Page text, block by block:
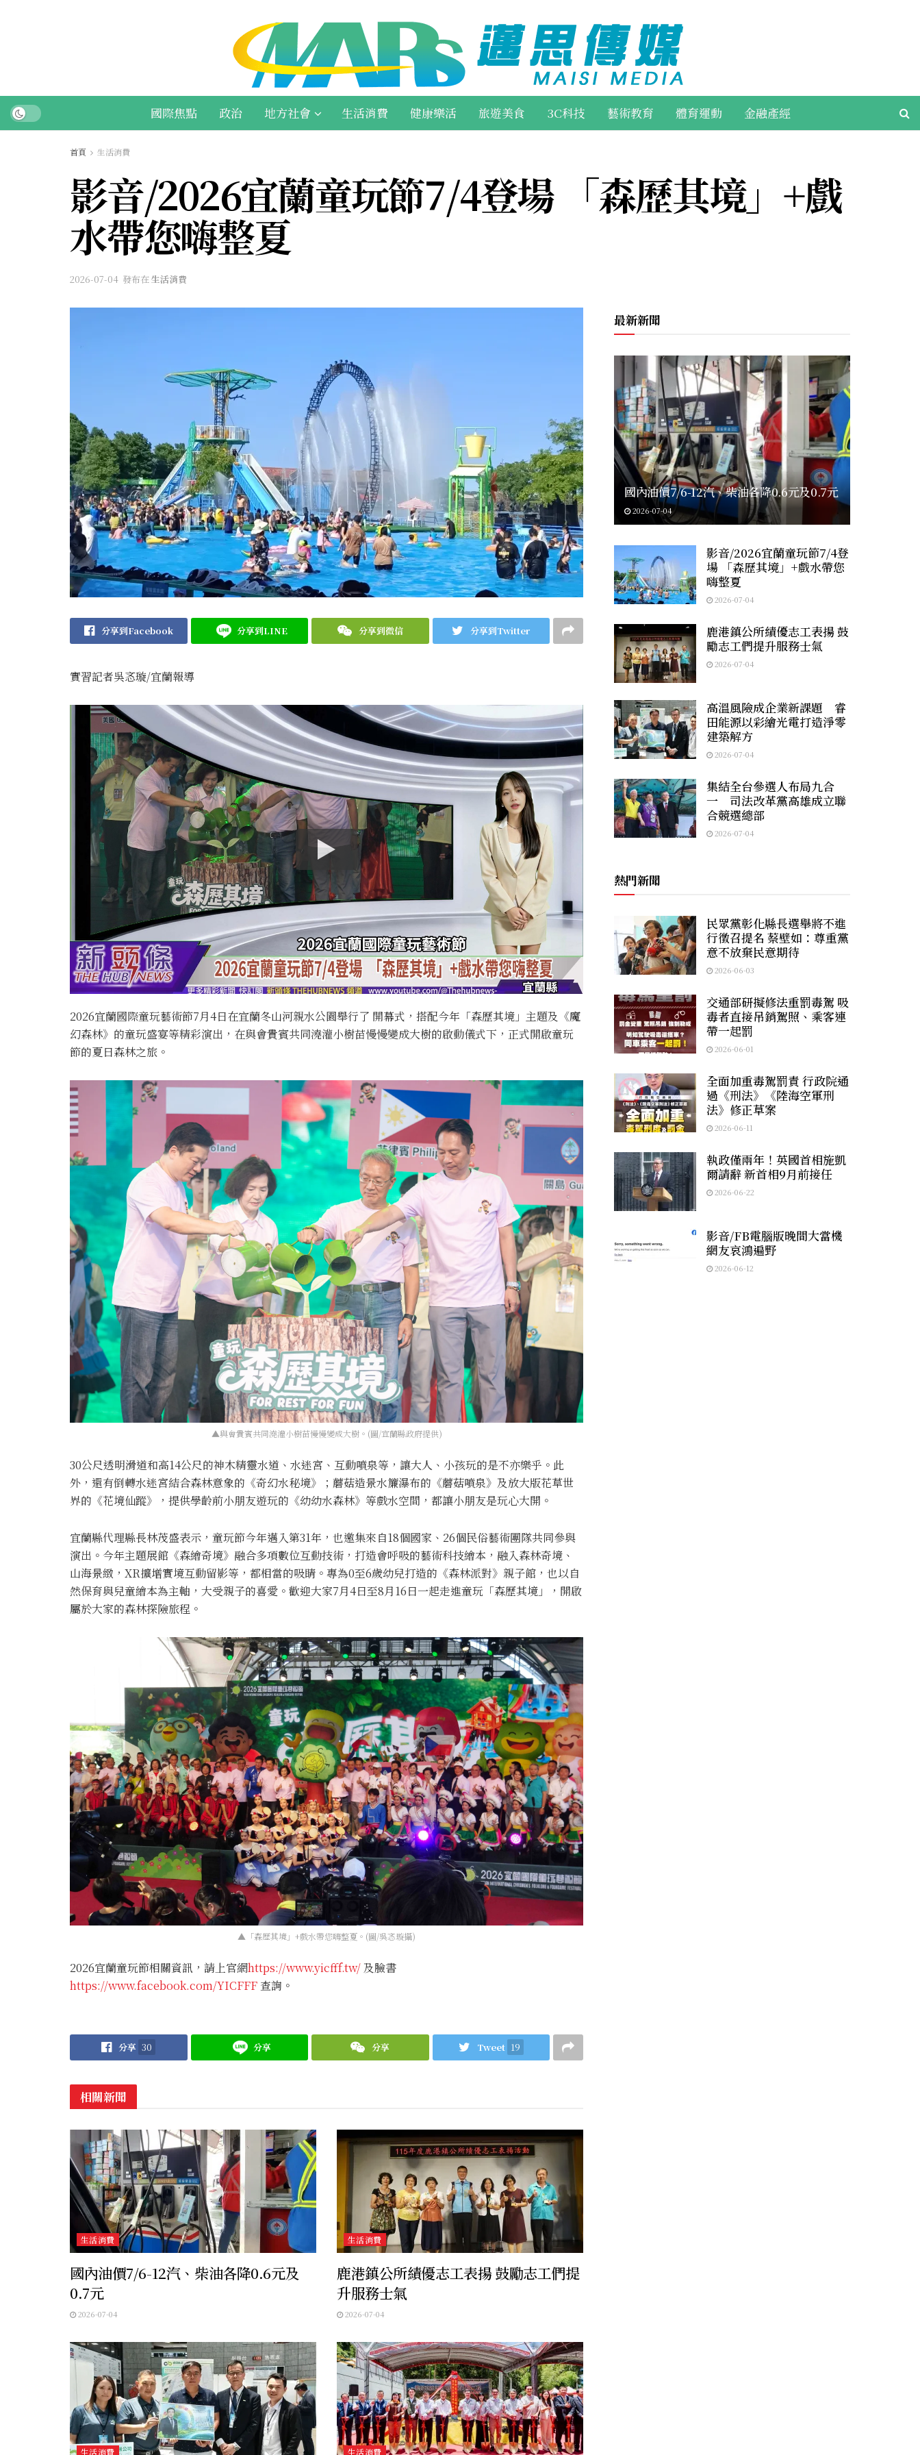
國際焦點 政治 地方社會 生活消費 健康樂活 旅遊美食 3C科技 藝術教育 體育運動 金融產經
首頁 生活消費
影音/2026宜蘭童玩節7/4登場 「森歷其境」+戲
水帶您嗨整夏
2026-07-04 發布在生活消費
分享到Facebook 分享到LINE 分享到微信 分享到Twitter
實習記者吳忞璇/宜蘭報導
2026宜蘭國際童玩藝術節7月4日在宜蘭冬山河親水公園舉行了 開幕式，搭配今年「森歷其境」主題及《魔
幻森林》的童玩盛宴等精彩演出，在與會貴賓共同澆灌小樹苗慢慢變成大樹的啟動儀式下，正式開啟童玩
節的夏日森林之旅。
▲與會貴賓共同澆灌小樹苗慢慢變成大樹。(圖/宜蘭縣政府提供)
30公尺透明滑道和高14公尺的神木精靈水道、水迷宮、互動噴泉等，讓大人、小孩玩的是不亦樂乎。此
外，還有倒轉水迷宮結合森林意象的《奇幻水秘境》；蘑菇造景水簾瀑布的《蘑菇噴泉》及放大版花草世
界的《花境仙蹤》，提供學齡前小朋友遊玩的《幼幼水森林》等戲水空間，都讓小朋友是玩心大開。
宜蘭縣代理縣長林茂盛表示，童玩節今年邁入第31年，也邀集來自18個國家、26個民俗藝術團隊共同參與
演出。今年主題展館《森繪奇境》融合多項數位互動技術，打造會呼吸的藝術科技繪本，融入森林奇境、
山海景緻，XR擴增實境互動留影等，都相當的吸睛。專為0至6歲幼兒打造的《森林派對》親子館，也以自
然保育與兒童繪本為主軸，大受親子的喜愛。歡迎大家7月4日至8月16日一起走進童玩「森歷其境」，開啟
屬於大家的森林探險旅程。
▲「森歷其境」+戲水帶您嗨整夏。(圖/吳忞璇攝)
2026宜蘭童玩節相關資訊，請上官網https://www.yicfff.tw/ 及臉書
https://www.facebook.com/YICFFF 查詢。
分享 30 分享 分享 Tweet 19
相關新聞
生活消費
國內油價7/6-12汽、柴油各降0.6元及
0.7元
2026-07-04
生活消費
鹿港鎮公所績優志工表揚 鼓勵志工們提
升服務士氣
2026-07-04
生活消費 生活消費
最新新聞
國內油價7/6-12汽、柴油各降0.6元及0.7元
2026-07-04
影音/2026宜蘭童玩節7/4登
場 「森歷其境」+戲水帶您
嗨整夏
2026-07-04
鹿港鎮公所績優志工表揚 鼓
勵志工們提升服務士氣
2026-07-04
高溫風險成企業新課題 睿
田能源以彩繪光電打造淨零
建築解方
2026-07-04
集結全台參選人布局九合
一 司法改革黨高雄成立聯
合競選總部
2026-07-04
熱門新聞
民眾黨彰化縣長選舉將不進
行徵召提名 蔡壁如：尊重黨
意不放棄民意期待
2026-06-03
交通部研擬修法重罰毒駕 吸
毒者直接吊銷駕照、乘客連
帶一起罰
2026-06-01
全面加重毒駕罰責 行政院通
過《刑法》《陸海空軍刑
法》修正草案
2026-06-11
執政僅兩年！英國首相施凱
爾請辭 新首相9月前接任
2026-06-22
影音/FB電腦版晚間大當機
網友哀鴻遍野
2026-06-12